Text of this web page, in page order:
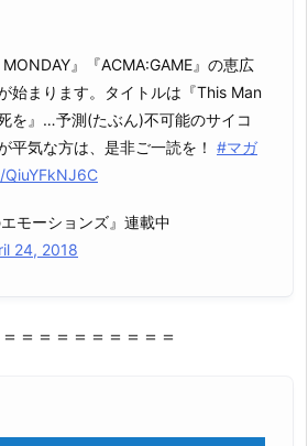
』『ACMA:GAME』の恵広
始まります。タイトルは『This Man
を』…予測(たぶん)不可能のサイコ
平気な方は、是非ご一読を！ #マガ
モーションズ』連載中
24, 2018
＝＝＝＝＝＝＝＝＝